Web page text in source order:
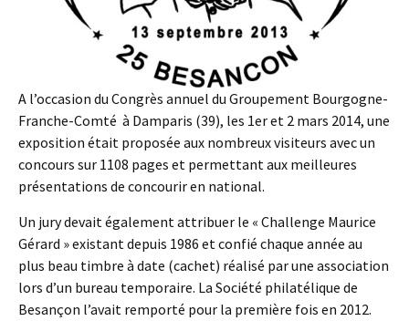
A l’occasion du Congrès annuel du Groupement Bourgogne-
Franche-Comté à Damparis (39), les 1er et 2 mars 2014, une
exposition était proposée aux nombreux visiteurs avec un
concours sur 1108 pages et permettant aux meilleures
présentations de concourir en national.
Un jury devait également attribuer le « Challenge Maurice
Gérard » existant depuis 1986 et confié chaque année au
plus beau timbre à date (cachet) réalisé par une association
lors d’un bureau temporaire. La Société philatélique de
Besançon l’avait remporté pour la première fois en 2012.